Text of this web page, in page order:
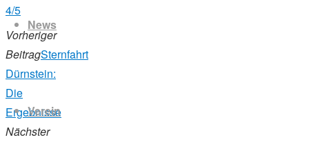
Inhalt
springenNews
Verein
4/5
Vorheriger
BeitragSternfahrt
Dürnstein:
Die
Ergebnisse
Nächster